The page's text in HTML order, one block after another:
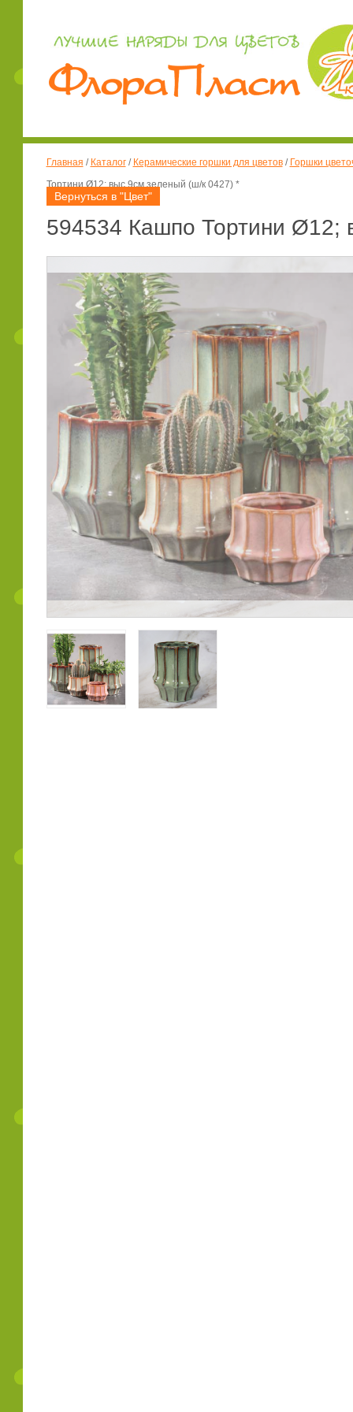
Главная / Каталог/ Керамические горшки для цветов/ Горшки
Тортини Ø12; выс.9см зеленый (ш/к 0427) *
Вернуться в "Цвет"
594534 Кашпо Тортини Ø12;